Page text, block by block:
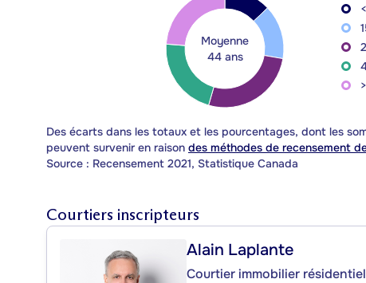
Moyenne
44 ans
Des écarts dans les totaux et les pourcentages, dont les
peuvent survenir en raison des méthodes de recensement
Source : Recensement 2021, Statistique Canada
Courtiers inscripteurs
Alain Laplante
Courtier immobilier